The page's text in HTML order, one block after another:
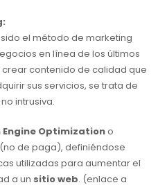
el método de marketing
en línea de los últimos
contenido de calidad que
sus servicios, se trata de
intrusiva.
Engine Optimizationo
de paga), definiéndose
utilizadas para aumentar el
a un sitio web. (enlace a